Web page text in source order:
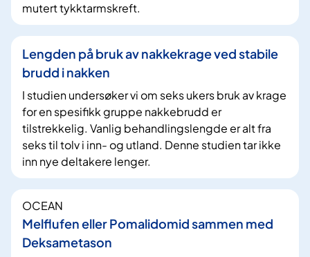
mutert tykktarmskreft.
Lengden på bruk av nakkekrage ved stabile
brudd i nakken
I studien undersøker vi om seks ukers bruk av krage
for en spesifikk gruppe nakkebrudd er
tilstrekkelig. Vanlig behandlingslengde er alt fra
seks til tolv i inn- og utland. Denne studien tar ikke
inn nye deltakere lenger.
OCEAN
Melflufen eller Pomalidomid sammen med
Deksametason